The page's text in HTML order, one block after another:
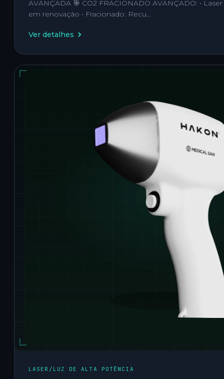
AVANÇADA 🎯 CO2 FRACIONADO AVANÇADO: •
em renovação • Fracionado: Recu…
Ver detalhes
LASER/LUZ DE ALTA POTÊNCIA